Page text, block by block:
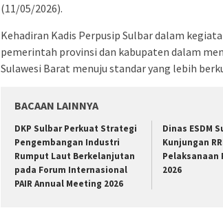
(11/05/2026).
Kehadiran Kadis Perpusip Sulbar dalam
pemerintah provinsi dan kabupaten dalam
Sulawesi Barat menuju standar yang lebih
BACAAN LAINNYA
DKP Sulbar Perkuat Strategi
Pengembangan Industri
Rumput Laut Berkelanjutan
pada Forum Internasional
PAIR Annual Meeting 2026
Dinas ESDM
Kunjungan
Pelaksanaan
2026